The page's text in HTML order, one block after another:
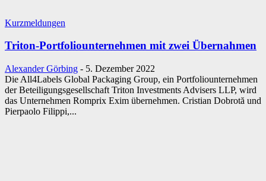
Kurzmeldungen
Triton-Portfoliounternehmen mit zwei Übernahmen
Alexander Görbing - 5. Dezember 2022
Die All4Labels Global Packaging Group, ein Portfoliounternehmen
der Beteiligungsgesellschaft Triton Investments Advisers LLP, wird
das Unternehmen Romprix Exim übernehmen. Cristian Dobrotă und
Pierpaolo Filippi,...